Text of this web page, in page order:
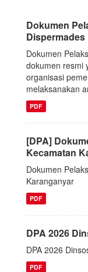
Dokumen
Dispermades
Dokumen
dokumen resmi
organisasi
melaksanakan
PDF
[DPA]
Kecamatan
Dokumen
Karanganyar
PDF
DPA 2026
DPA 2026
PDF